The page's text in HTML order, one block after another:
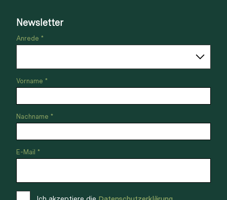
Newsletter
Anrede *
Vorname *
Nachname *
E-Mail *